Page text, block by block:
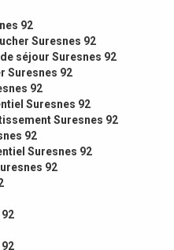
92
Suresnes 92
séjour Suresnes 92
Suresnes 92
92
Suresnes 92
Suresnes 92
92
Suresnes 92
92